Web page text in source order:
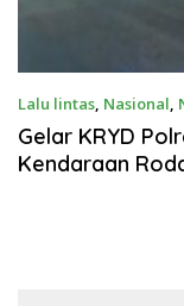
Lalu lintas, Nasional,
Gelar KRYD
Kendaraan